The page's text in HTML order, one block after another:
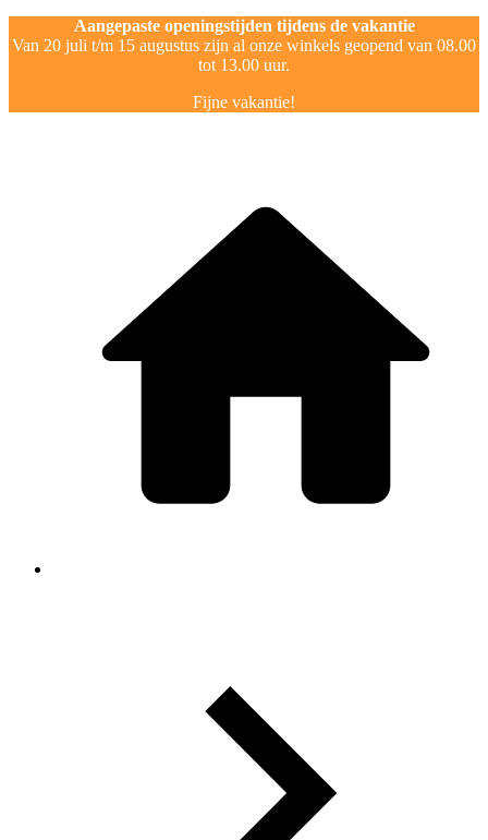
Aangepaste openingstijden tijdens de vakantie
Van 20 juli t/m 15 augustus zijn al onze winkels geopend van 08.00
tot 13.00 uur.
Fijne vakantie!